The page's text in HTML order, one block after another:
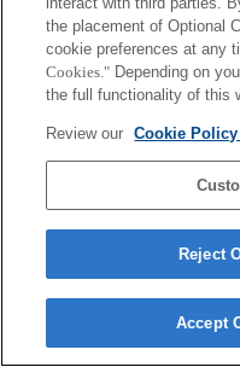
확대 값 사용 시 해당 Exif 렌즈
다. 그러나, 확대 값과 조리개
지 않습니다.
the placement of Optional
cookie preferences at any
Cookies." Depending on
the full functionality of this
Review our Cookie
Reject
Accept